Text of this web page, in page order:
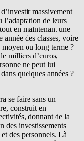
massivement
l’adaptation de leurs
en maintenant une
des classes, voire
moyen ou long terme ?
milliers d’euros,
ne peut lui
quelques années ?
se faire sans un
construit en
donnant de la
des investissements
des personnels. Là